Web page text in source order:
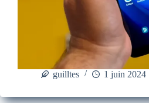
guilltes 1 juin 2024